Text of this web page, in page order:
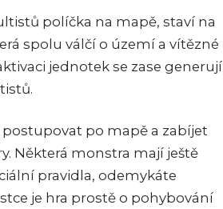
políčka na mapě, staví na
spolu válčí o území a vítězné
jednotek se zase generují
po mapě a zabíjet
Některá monstra mají ještě
pravidla, odemykáte
je hra prostě o pohybování